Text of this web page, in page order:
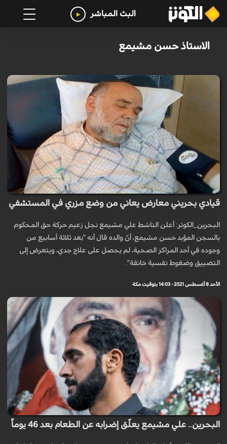
البث المباشر
الاستاذ حسن مشيمع
قيادي بحريني معارض يعاني من وضع مزري في المستشفي
البحرین_الکوثر: أعلن الناشط علي مشيمع نجل زعيم حركة حق المحكوم
بالسجن المؤبد حسن مشيمع، أنّ والده قال أنه "بعد ثلاثة أسابيع من
وجوده في أحد المراكز الصحية، لم يحصل على علاج جدي، ويتعرض إلى
التضييق وضغوط نفسية خانقة".
الأحد 8 أغسطس 2021 - 14:03 بتوقيت مكة
البحرين.. علي مشيمع يعلّق إضرابه عن الطعام بعد 46 يوماً